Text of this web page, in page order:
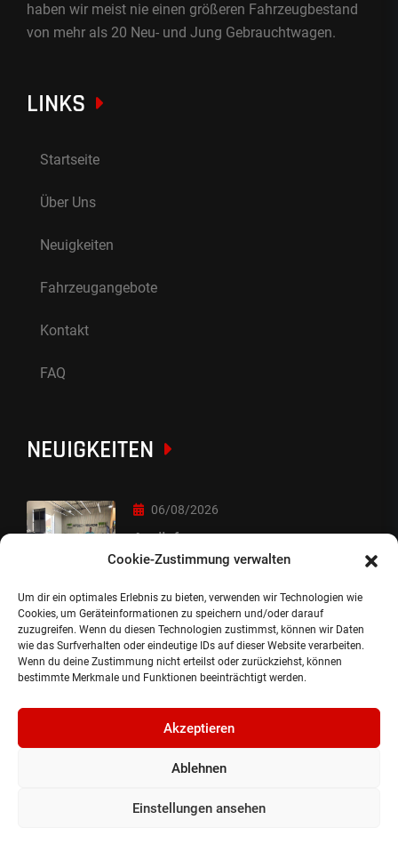
Cookie-Zustimmung verwalten
Um dir ein optimales Erlebnis zu bieten, verwenden wir Technologien wie
Cookies, um Geräteinformationen zu speichern und/oder darauf
zuzugreifen. Wenn du diesen Technologien zustimmst, können wir Daten
wie das Surfverhalten oder eindeutige IDs auf dieser Website verarbeiten.
Wenn du deine Zustimmung nicht erteilst oder zurückziehst, können
bestimmte Merkmale und Funktionen beeinträchtigt werden.
Akzeptieren
Ablehnen
Einstellungen ansehen
haben wir meist nie einen größeren Fahrzeugbestand
von mehr als 20 Neu- und Jung Gebrauchtwagen.
LINKS
Startseite
Über Uns
Neuigkeiten
Fahrzeugangebote
Kontakt
FAQ
NEUIGKEITEN
06/08/2026
Auslieferung
05/08/2026
Auslieferung :-)
©2024, Gepflanzt Jung- und SportwagenhandelsgmbH.
Alle Rechte vorbehalten |